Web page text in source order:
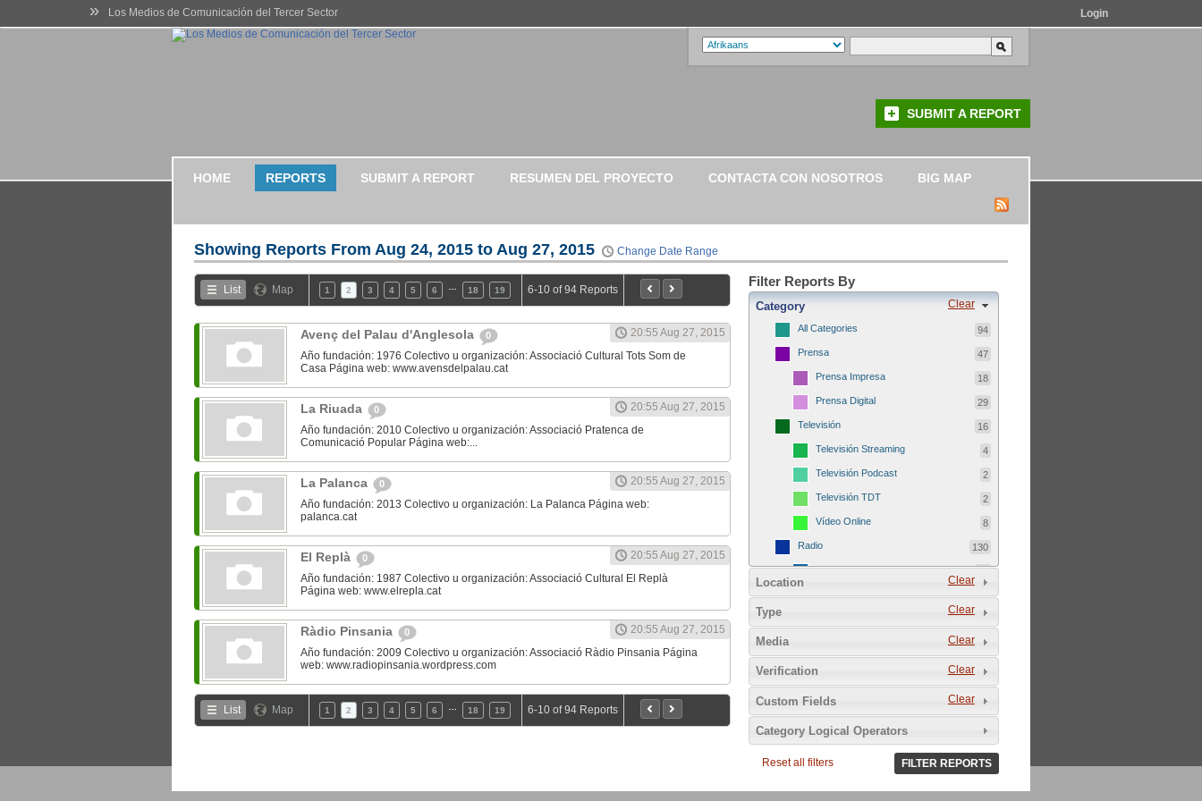
» Los Medios de Comunicación del Tercer Sector Login
SUBMIT A REPORT
HOME REPORTS SUBMIT A REPORT RESUMEN DEL PROYECTO CONTACTA CON NOSOTROS BIG MAP
Showing Reports From Aug 24, 2015 to Aug 27, 2015 Change Date Range
List Map 1 2 3 4 5 6 18 19 6-10 of 94 Reports
Avenç del Palau d'Anglesola 0
20:55 Aug 27, 2015
Año fundación: 1976 Colectivo u organización: Associació Cultural Tots Som de
Casa Página web: www.avensdelpalau.cat
La Riuada 0
20:55 Aug 27, 2015
Año fundación: 2010 Colectivo u organización: Associació Pratenca de
Comunicació Popular Página web:...
La Palanca 0
20:55 Aug 27, 2015
Año fundación: 2013 Colectivo u organización: La Palanca Página web:
palanca.cat
El Replà 0
20:55 Aug 27, 2015
Año fundación: 1987 Colectivo u organización: Associació Cultural El Replà
Página web: www.elrepla.cat
Ràdio Pinsania 0
20:55 Aug 27, 2015
Año fundación: 2009 Colectivo u organización: Associació Ràdio Pinsania Página
web: www.radiopinsania.wordpress.com
List Map 1 2 3 4 5 6 18 19 6-10 of 94 Reports
Filter Reports By
Clear
Category
All Categories 94
Prensa 47
Prensa Impresa 18
Prensa Digital 29
Televisión 16
Televisión Streaming 4
Televisión Podcast 2
Televisión TDT 2
Vídeo Online 8
Radio 130
Radio FM 46
Radio Podcast 41
1
Autodefinición del medio 179
Comunitario
del Tercer Sector 5
Sin ánimo de lucro
Asociativo 9
Clear
Location
Clear
Type
Clear
Media
Clear
Verification
Clear
Custom Fields
Category Logical Operators
Reset all filters FILTER REPORTS